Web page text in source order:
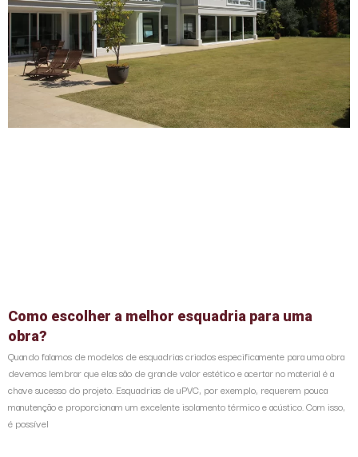
Como escolher a melhor esquadria para uma
obra?
Quando falamos de modelos de esquadrias criados especificamente para uma obra
devemos lembrar que elas são de grande valor estético e acertar no material é a
chave sucesso do projeto. Esquadrias de uPVC, por exemplo, requerem pouca
manutenção e proporcionam um excelente isolamento térmico e acústico. Com isso,
é possível